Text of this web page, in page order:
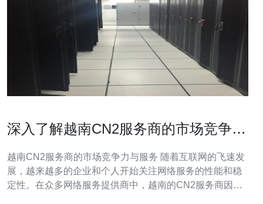
深入了解越南CN2服务商的市场竞争力
越南CN2服务商的市场竞争力与服务 随着互联网的飞速发
展，越来越多的企业和个人开始关注网络服务的性能和稳
定性。在众多网络服务提供商中，越南的CN2服务商因其